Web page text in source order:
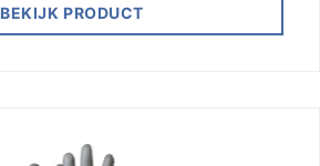
BEKIJK PRODUCT